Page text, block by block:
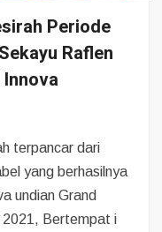
Periode
Raflen
terpancar dari
yang berhasilnya
undian Grand
2021, Bertempat i